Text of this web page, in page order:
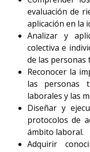
evaluación de
aplicación en la
Analizar y
colectiva e
de las personas
Reconocer la
las personas
laborales y las
Diseñar y
protocolos de
ámbito laboral.
Adquirir